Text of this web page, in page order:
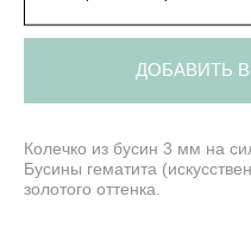
ДОБАВИТЬ
Колечко из бусин 3 мм на
Бусины гематита
золотого оттенка.